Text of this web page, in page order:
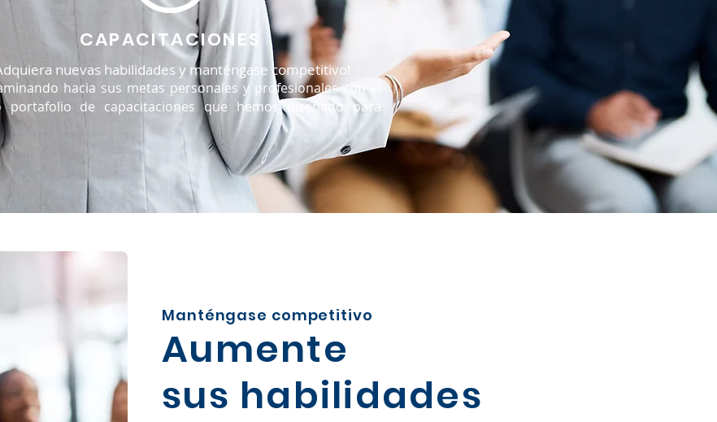
CAPACITACIONES
hacia sus metas personales y profesionales con el
portafolio de capacitaciones que hemos diseñado para
nuevas habilidades y manténgase competitivo!
Aumente
sus habilidades
Manténgase competitivo